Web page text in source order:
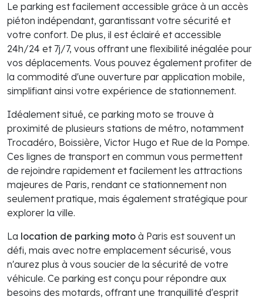
Le parking est facilement accessible grâce à un accès
piéton indépendant, garantissant votre sécurité et
votre confort. De plus, il est éclairé et accessible
24h/24 et 7j/7, vous offrant une flexibilité inégalée pour
vos déplacements. Vous pouvez également profiter de
la commodité d'une ouverture par application mobile,
simplifiant ainsi votre expérience de stationnement.
Idéalement situé, ce parking moto se trouve à
proximité de plusieurs stations de métro, notamment
Trocadéro, Boissière, Victor Hugo et Rue de la Pompe.
Ces lignes de transport en commun vous permettent
de rejoindre rapidement et facilement les attractions
majeures de Paris, rendant ce stationnement non
seulement pratique, mais également stratégique pour
explorer la ville.
La location de parking moto à Paris est souvent un
défi, mais avec notre emplacement sécurisé, vous
n'aurez plus à vous soucier de la sécurité de votre
véhicule. Ce parking est conçu pour répondre aux
besoins des motards, offrant une tranquillité d'esprit